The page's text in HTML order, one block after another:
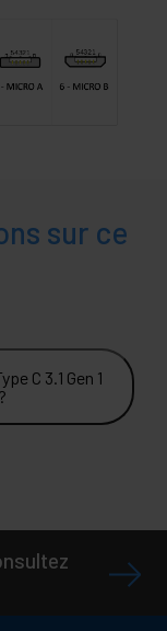
sur ce
C 3.1 Gen 1